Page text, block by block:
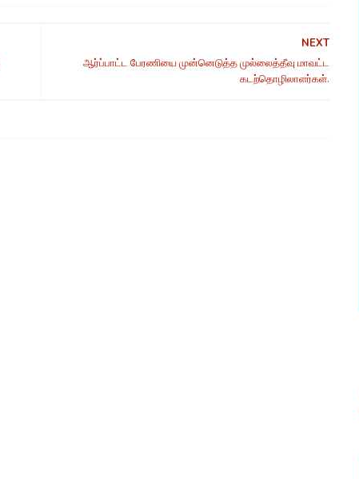
NEXT
ஆர்ப்பாட்ட பேரணியை முன்னெடுத்த முல்லைத்தீவு மாவட்ட
கடற்தொழிலாளர்கள்.